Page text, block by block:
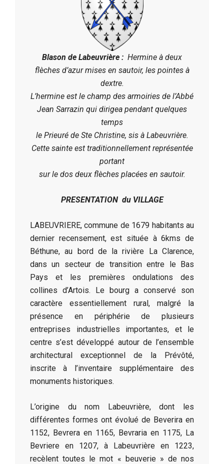
Blason de Labeuvrière : Hermine à deux
flèches d’azur mises en sautoir, les pointes à
dextre.
L’hermine est le champ des armoiries de l’Abbé
Jean Sarrazin qui dirigea pendant quelques
temps
le Prieuré de Ste Christine, sis à Labeuvrière.
Cette sainte est traditionnellement représentée
portant
sur le dos deux flèches placées en sautoir.
PRESENTATION du VILLAGE
LABEUVRIERE, commune de 1679 habitants au
dernier recensement, est située à 6kms de
Béthune, au bord de la rivière La Clarence,
dans un secteur de transition entre le Bas
Pays et les premières ondulations des
collines d’Artois. Le bourg a conservé son
caractère essentiellement rural, malgré la
présence en périphérie de plusieurs
entreprises industrielles importantes, et le
centre s’est développé autour de l’ensemble
architectural exceptionnel de la Prévôté,
inscrite à l’inventaire supplémentaire des
monuments historiques.
L’origine du nom Labeuvrière, dont les
différentes formes ont évolué de Beverira en
1152, Bevrera en 1165, Bevraria en 1175, La
Bevriere en 1207, à Labeuvrière en 1223,
recèlent toutes le mot « beuverie » de nos